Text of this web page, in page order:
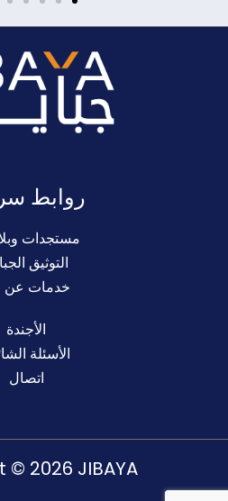
روابط
مستجدات
التوثيق
خدمات عن
الأجندة
الأسئلة
اتصال
2026 JIBAYA